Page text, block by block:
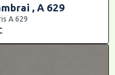
, A 629
A 629